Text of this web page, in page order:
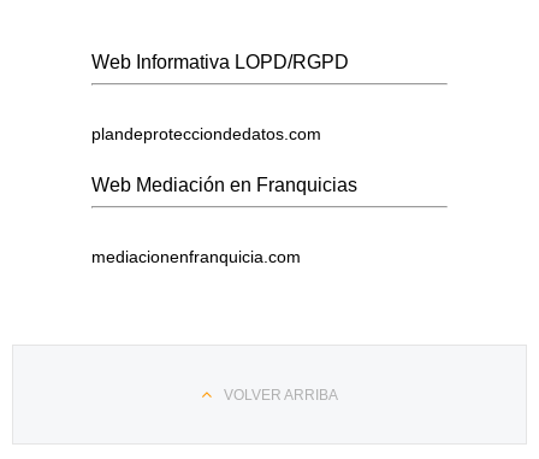
Web Informativa LOPD/RGPD
plandeprotecciondedatos.com
Web Mediación en Franquicias
mediacionenfranquicia.com
VOLVER ARRIBA